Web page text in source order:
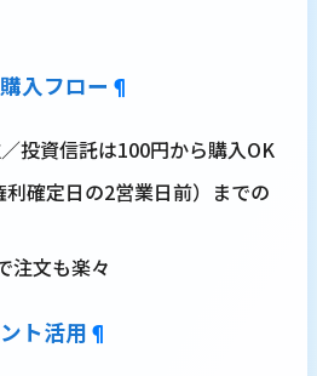
入フロー ¶
投資信託は100円から購入OK
確定日の2営業日前）までの
注文も楽々
ト活用 ¶